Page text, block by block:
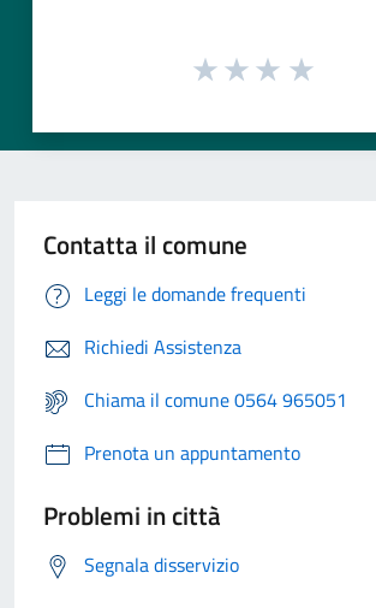
Contatta il comune
Leggi le domande frequenti
Richiedi Assistenza
Chiama il comune 0564 965051
Prenota un appuntamento
Problemi in città
Segnala disservizio